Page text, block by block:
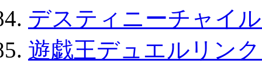
デスティニーチャイ
遊戯王デュエルリン